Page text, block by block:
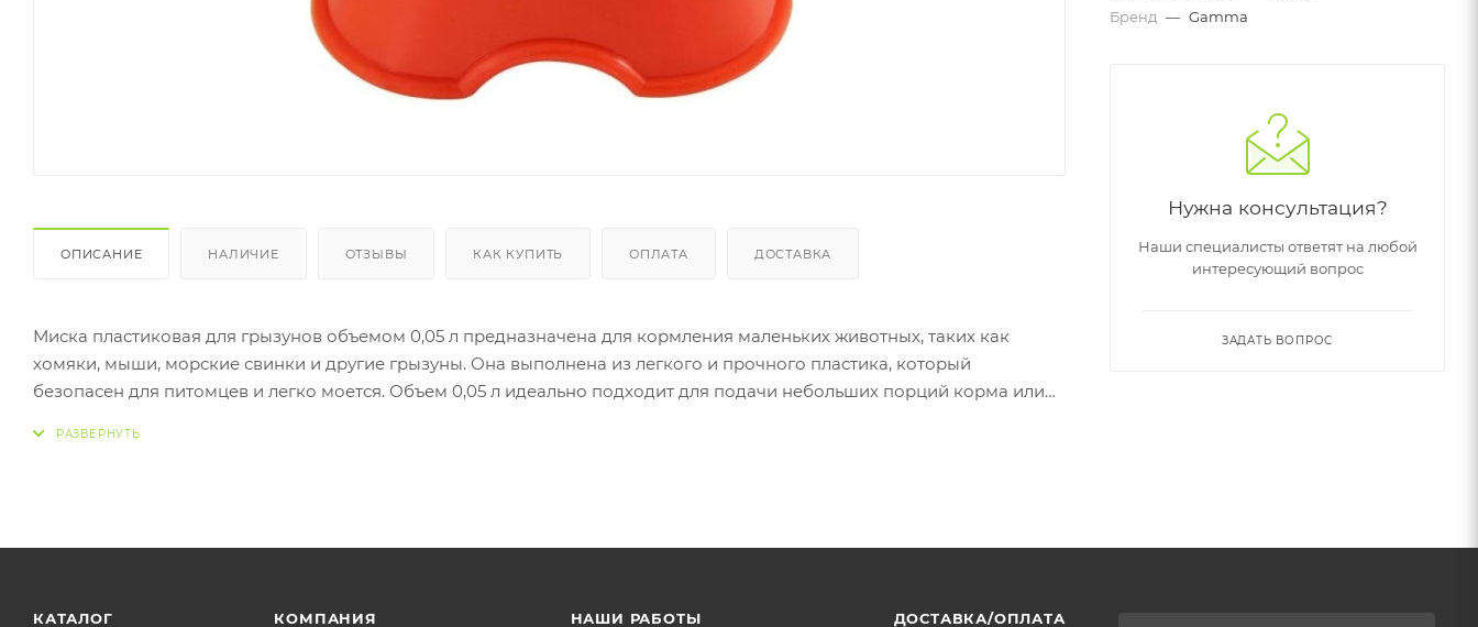
ОПИСАНИЕ НАЛИЧИЕ ОТЗЫВЫ КАК КУПИТЬ ОПЛАТА ДОСТАВКА
Миска пластиковая для грызунов объемом 0,05 л предназначена для кормления маленьких животных, таких как
хомяки, мыши, морские свинки и другие грызуны. Она выполнена из легкого и прочного пластика, который
безопасен для питомцев и легко моется. Объем 0,05 л идеально подходит для подачи небольших порций корма или
Бренд — Gamma
Нужна консультация?
Наши специалисты ответят на любой
интересующий вопрос
ЗАДАТЬ ВОПРОС
КАТАЛОГ КОМПАНИЯ НАШИ РАБОТЫ ДОСТАВКА/ОПЛАТА